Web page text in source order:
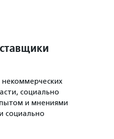
социально
и мнениями
социально